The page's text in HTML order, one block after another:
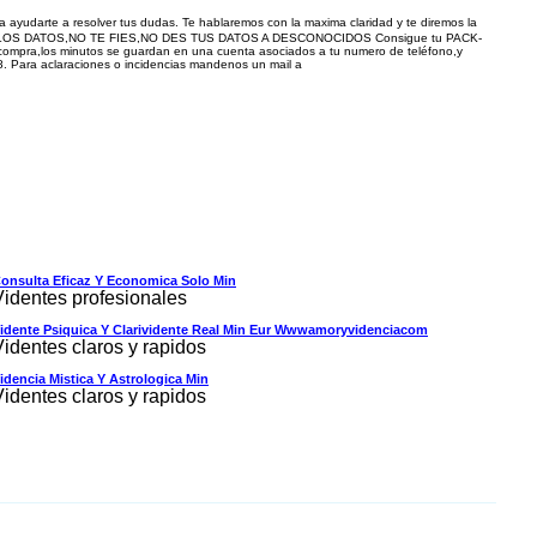
a resolver tus dudas. Te hablaremos con la maxima claridad y te diremos la
DATOS,NO TE FIES,NO DES TUS DATOS A DESCONOCIDOS Consigue tu PACK-
minutos se guardan en una cuenta asociados a tu numero de teléfono,y
Para aclaraciones o incidencias mandenos un mail a
Eficaz Y Economica Solo Min
profesionales
Psiquica Y Clarividente Real Min Eur Wwwamoryvidenciacom
claros y rapidos
Mistica Y Astrologica Min
claros y rapidos